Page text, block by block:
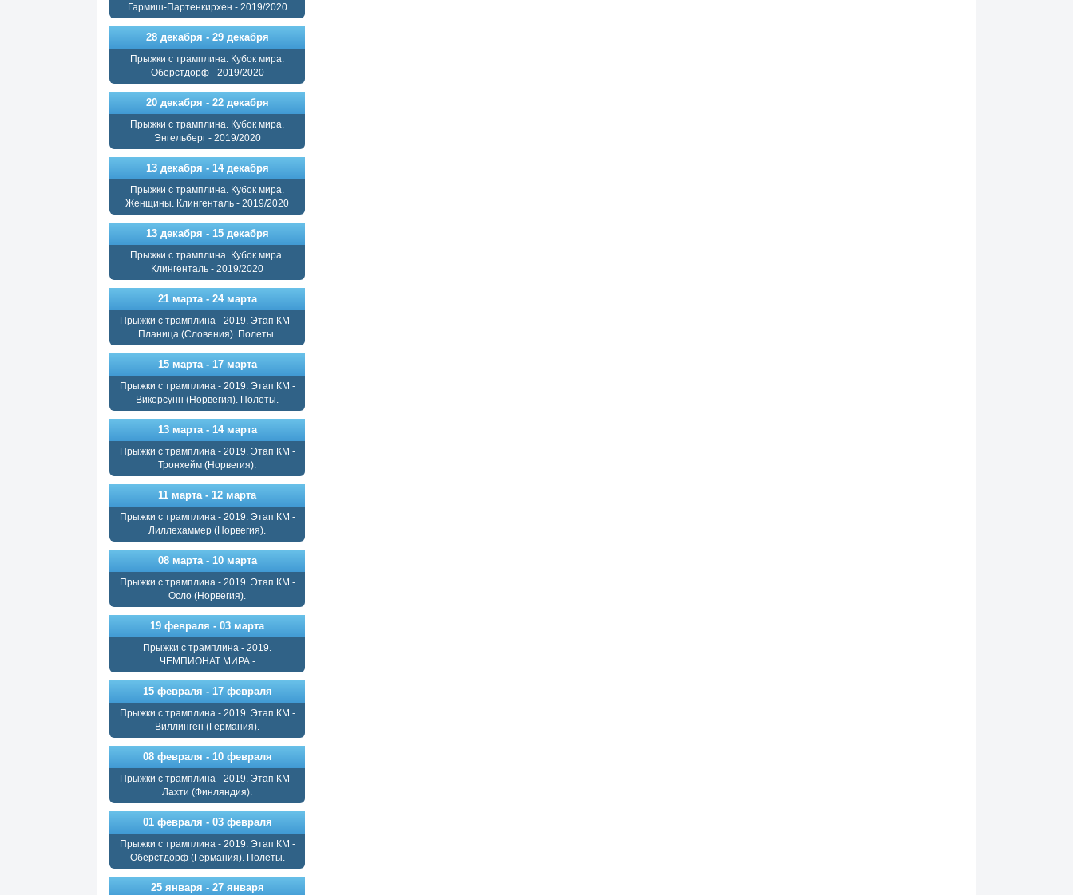
Гармиш-Партенкирхен - 2019/2020
28 декабря - 29 декабря
Прыжки с трамплина. Кубок мира.
Оберстдорф - 2019/2020
20 декабря - 22 декабря
Прыжки с трамплина. Кубок мира.
Энгельберг - 2019/2020
13 декабря - 14 декабря
Прыжки с трамплина. Кубок мира.
Женщины. Клингенталь - 2019/2020
13 декабря - 15 декабря
Прыжки с трамплина. Кубок мира.
Клингенталь - 2019/2020
21 марта - 24 марта
Прыжки с трамплина - 2019. Этап КМ -
Планица (Словения). Полеты.
15 марта - 17 марта
Прыжки с трамплина - 2019. Этап КМ -
Викерсунн (Норвегия). Полеты.
13 марта - 14 марта
Прыжки с трамплина - 2019. Этап КМ -
Тронхейм (Норвегия).
11 марта - 12 марта
Прыжки с трамплина - 2019. Этап КМ -
Лиллехаммер (Норвегия).
08 марта - 10 марта
Прыжки с трамплина - 2019. Этап КМ -
Осло (Норвегия).
19 февраля - 03 марта
Прыжки с трамплина - 2019.
ЧЕМПИОНАТ МИРА -
15 февраля - 17 февраля
Прыжки с трамплина - 2019. Этап КМ -
Виллинген (Германия).
08 февраля - 10 февраля
Прыжки с трамплина - 2019. Этап КМ -
Лахти (Финляндия).
01 февраля - 03 февраля
Прыжки с трамплина - 2019. Этап КМ -
Оберстдорф (Германия). Полеты.
25 января - 27 января